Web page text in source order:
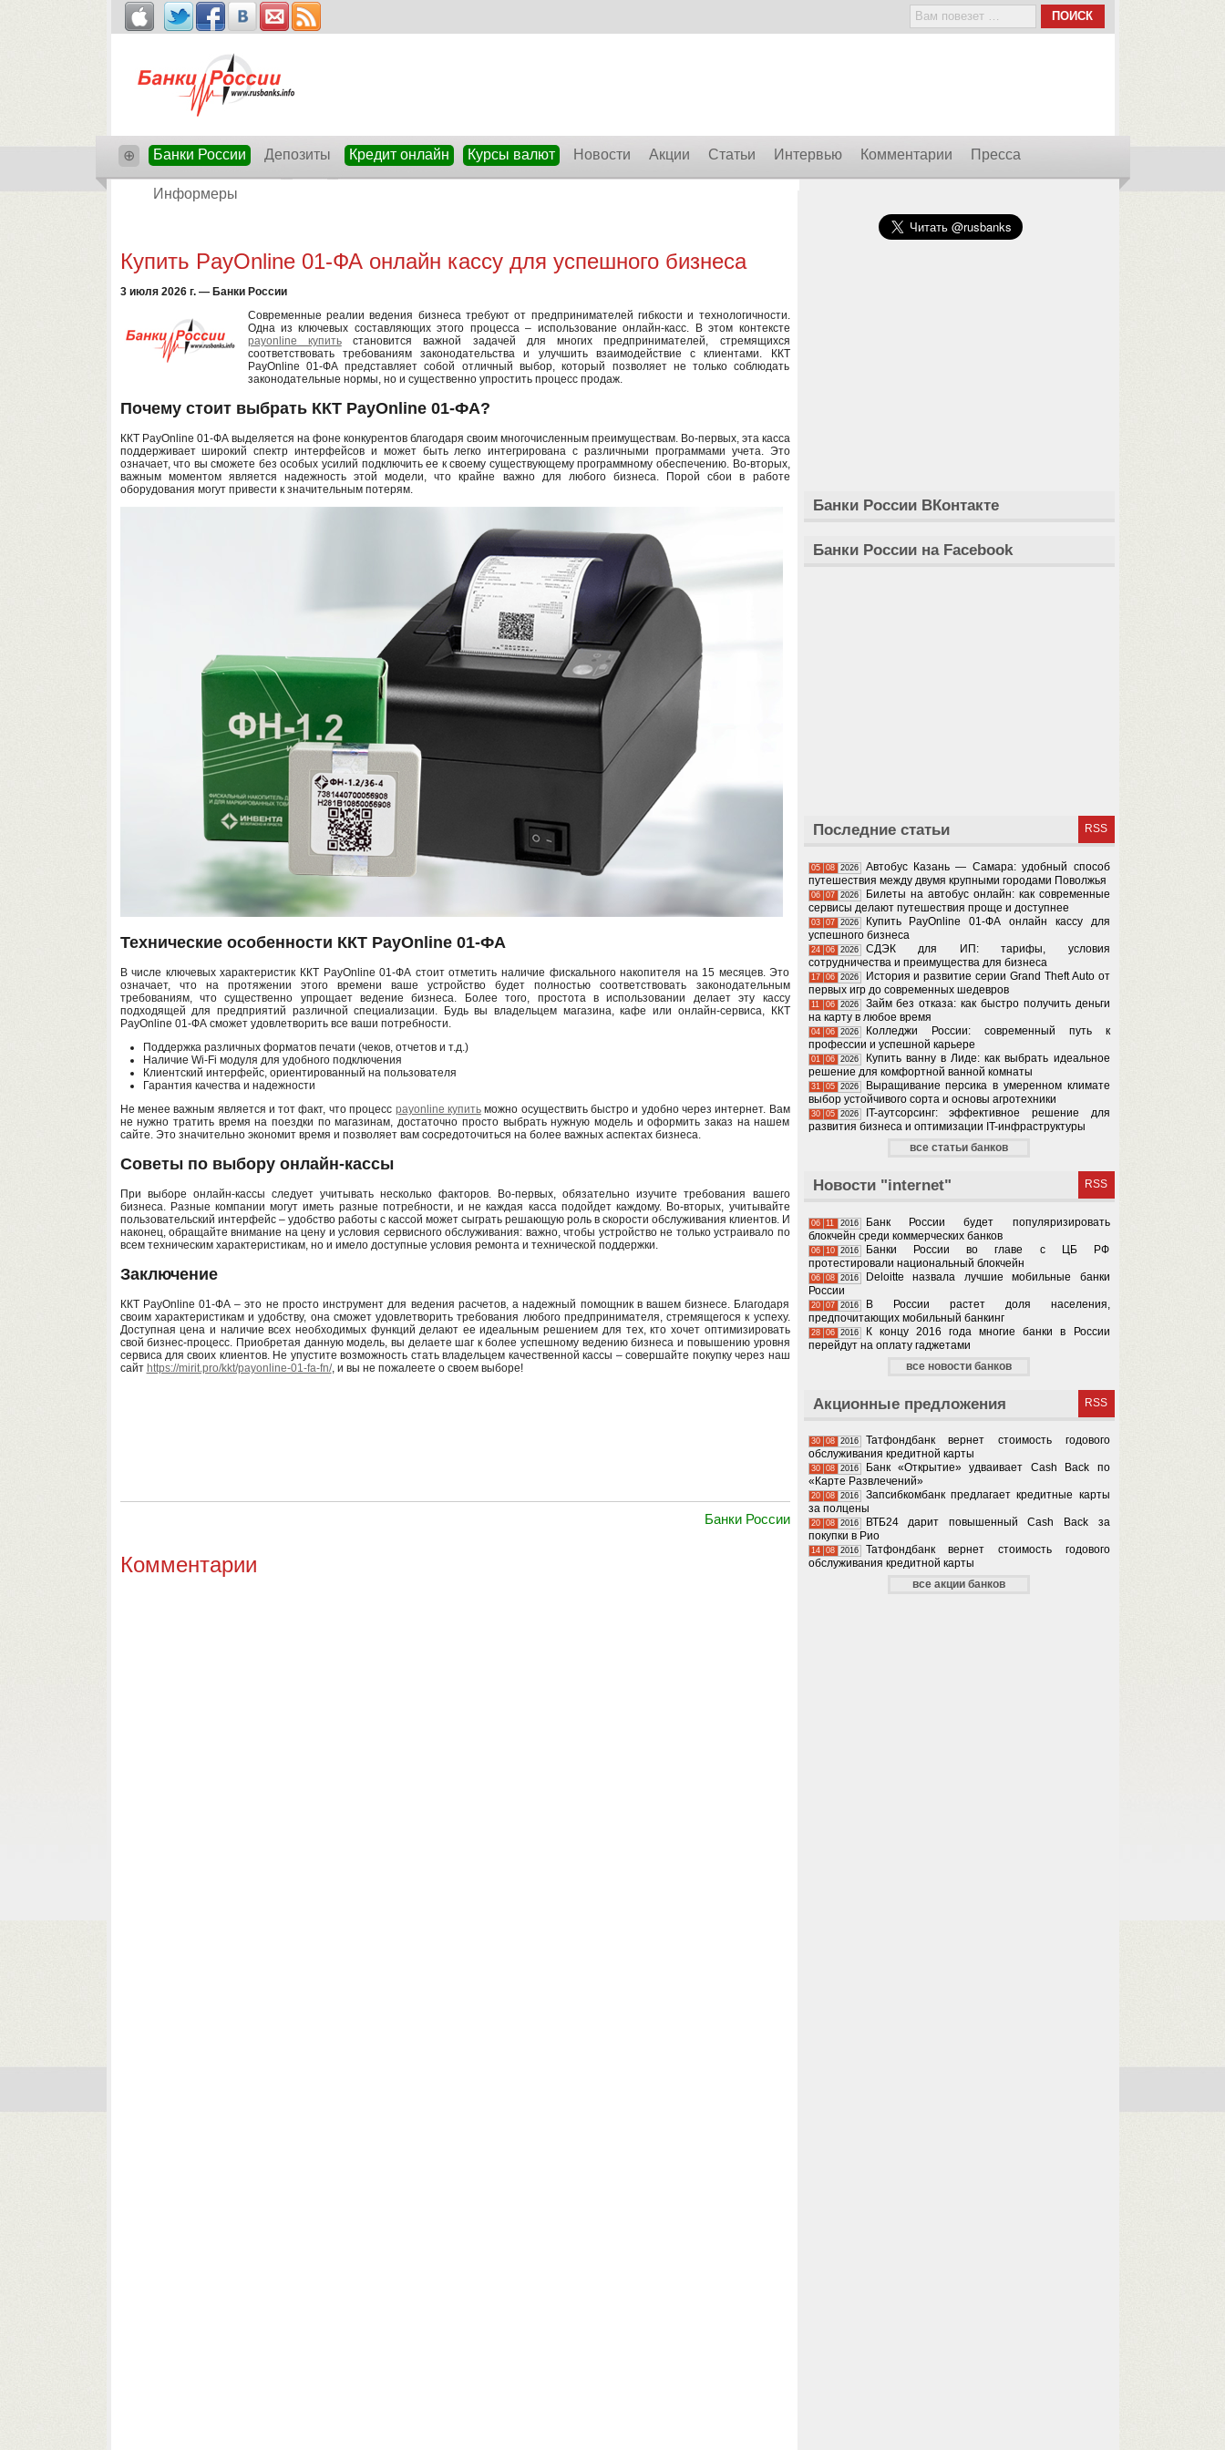
⊕ Банки России Депозиты Кредит онлайн Курсы валют Новости Акции Статьи Интервью Комментарии Пресса
Информеры
Купить PayOnline 01-ФА онлайн кассу для успешного бизнеса
3 июля 2026 г. — Банки России
Современные реалии ведения бизнеса требуют от предпринимателей гибкости и технологичности.
Одна из ключевых составляющих этого процесса – использование онлайн-касс. В этом контексте
payonline купитьстановится важной задачей для многих предпринимателей, стремящихся
соответствовать требованиям законодательства и улучшить взаимодействие с клиентами. ККТ
PayOnline 01-ФА представляет собой отличный выбор, который позволяет не только соблюдать
законодательные нормы, но и существенно упростить процесс продаж.
Почему стоит выбрать ККТ PayOnline 01-ФА?
ККТ PayOnline 01-ФА выделяется на фоне конкурентов благодаря своим многочисленным преимуществам. Во-первых, эта касса
поддерживает широкий спектр интерфейсов и может быть легко интегрирована с различными программами учета. Это
означает, что вы сможете без особых усилий подключить ее к своему существующему программному обеспечению. Во-вторых,
важным моментом является надежность этой модели, что крайне важно для любого бизнеса. Порой сбои в работе
оборудования могут привести к значительным потерям.
Технические особенности ККТ PayOnline 01-ФА
В числе ключевых характеристик ККТ PayOnline 01-ФА стоит отметить наличие фискального накопителя на 15 месяцев. Это
означает, что на протяжении этого времени ваше устройство будет полностью соответствовать законодательным
требованиям, что существенно упрощает ведение бизнеса. Более того, простота в использовании делает эту кассу
подходящей для предприятий различной специализации. Будь вы владельцем магазина, кафе или онлайн-сервиса, ККТ
PayOnline 01-ФА сможет удовлетворить все ваши потребности.
Поддержка различных форматов печати (чеков, отчетов и т.д.)
Наличие Wi-Fi модуля для удобного подключения
Клиентский интерфейс, ориентированный на пользователя
Гарантия качества и надежности
Не менее важным является и тот факт, что процесс payonline купитьможно осуществить быстро и удобно через интернет. Вам
не нужно тратить время на поездки по магазинам, достаточно просто выбрать нужную модель и оформить заказ на нашем
сайте. Это значительно экономит время и позволяет вам сосредоточиться на более важных аспектах бизнеса.
Советы по выбору онлайн-кассы
При выборе онлайн-кассы следует учитывать несколько факторов. Во-первых, обязательно изучите требования вашего
бизнеса. Разные компании могут иметь разные потребности, и не каждая касса подойдет каждому. Во-вторых, учитывайте
пользовательский интерфейс – удобство работы с кассой может сыграть решающую роль в скорости обслуживания клиентов. И
наконец, обращайте внимание на цену и условия сервисного обслуживания: важно, чтобы устройство не только устраивало по
всем техническим характеристикам, но и имело доступные условия ремонта и технической поддержки.
Заключение
ККТ PayOnline 01-ФА – это не просто инструмент для ведения расчетов, а надежный помощник в вашем бизнесе. Благодаря
своим характеристикам и удобству, она сможет удовлетворить требования любого предпринимателя, стремящегося к успеху.
Доступная цена и наличие всех необходимых функций делают ее идеальным решением для тех, кто хочет оптимизировать
свой бизнес-процесс. Приобретая данную модель, вы делаете шаг к более успешному ведению бизнеса и повышению уровня
сервиса для своих клиентов. Не упустите возможность стать владельцем качественной кассы – совершайте покупку через наш
сайт https://mirit.pro/kkt/payonline-01-fa-fn/, и вы не пожалеете о своем выборе!
Банки России
Комментарии
Банки России ВКонтакте
Банки России на Facebook
Последние статьи RSS
05 08 2026
Автобус Казань — Самара: удобный способ
путешествия между двумя крупными городами Поволжья
06 07 2026
Билеты на автобус онлайн: как современные
сервисы делают путешествия проще и доступнее
03 07 2026
Купить PayOnline 01-ФА онлайн кассу для
успешного бизнеса
24 06 2026
СДЭК для ИП: тарифы, условия
сотрудничества и преимущества для бизнеса
17 06 2026
История и развитие серии Grand Theft Auto от
первых игр до современных шедевров
11 06 2026
Займ без отказа: как быстро получить деньги
на карту в любое время
04 06 2026
Колледжи России: современный путь к
профессии и успешной карьере
01 06 2026
Купить ванну в Лиде: как выбрать идеальное
решение для комфортной ванной комнаты
31 05 2026
Выращивание персика в умеренном климате
выбор устойчивого сорта и основы агротехники
30 05 2026
IT-аутсорсинг: эффективное решение для
развития бизнеса и оптимизации IT-инфраструктуры
все статьи банков
Новости "internet" RSS
06 11 2016
Банк России будет популяризировать
блокчейн среди коммерческих банков
06 10 2016
Банки России во главе с ЦБ РФ
протестировали национальный блокчейн
06 08 2016
Deloitte назвала лучшие мобильные банки
России
20 07 2016
В России растет доля населения,
предпочитающих мобильный банкинг
28 06 2016
К концу 2016 года многие банки в России
перейдут на оплату гаджетами
все новости банков
Акционные предложения RSS
30 08 2016
Татфондбанк вернет стоимость годового
обслуживания кредитной карты
30 08 2016
Банк «Открытие» удваивает Cash Back по
«Карте Развлечений»
20 08 2016
Запсибкомбанк предлагает кредитные карты
за полцены
20 08 2016
ВТБ24 дарит повышенный Cash Back за
покупки в Рио
14 08 2016
Татфондбанк вернет стоимость годового
обслуживания кредитной карты
все акции банков